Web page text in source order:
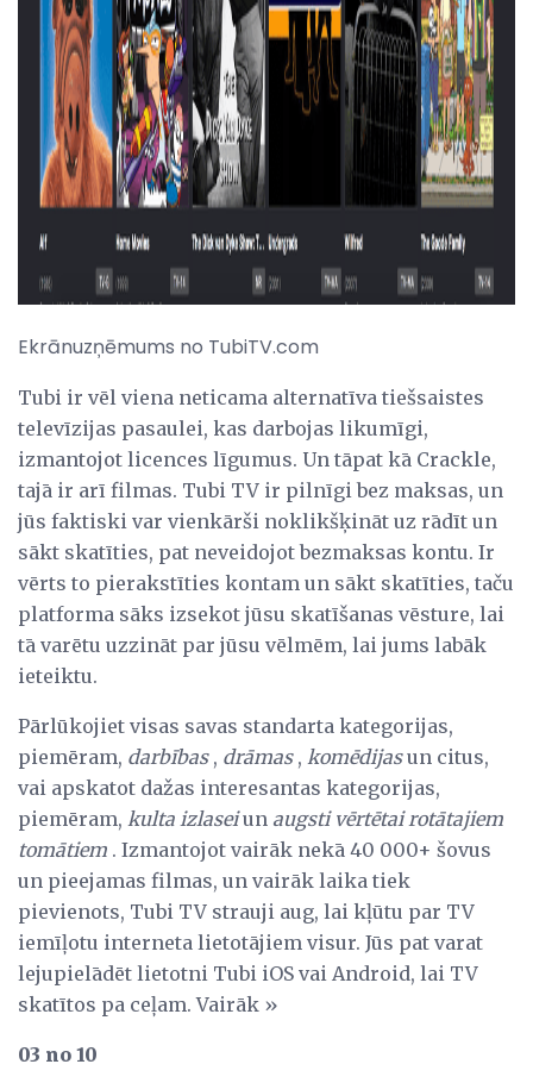
Ekrānuzņēmums no TubiTV.com
Tubi ir vēl viena neticama alternatīva tiešsaistes
televīzijas pasaulei, kas darbojas likumīgi,
izmantojot licences līgumus. Un tāpat kā Crackle,
tajā ir arī filmas. Tubi TV ir pilnīgi bez maksas, un
jūs faktiski var vienkārši noklikšķināt uz rādīt un
sākt skatīties, pat neveidojot bezmaksas kontu. Ir
vērts to pierakstīties kontam un sākt skatīties, taču
platforma sāks izsekot jūsu skatīšanas vēsture, lai
tā varētu uzzināt par jūsu vēlmēm, lai jums labāk
ieteiktu.
Pārlūkojiet visas savas standarta kategorijas,
piemēram, darbības, drāmas, komēdijasun citus,
vai apskatot dažas interesantas kategorijas,
piemēram, kulta izlaseiun augsti vērtētai rotātajiem
tomātiem . Izmantojot vairāk nekā 40 000+ šovus
un pieejamas filmas, un vairāk laika tiek
pievienots, Tubi TV strauji aug, lai kļūtu par TV
iemīļotu interneta lietotājiem visur. Jūs pat varat
lejupielādēt lietotni Tubi iOS vai Android, lai TV
skatītos pa ceļam. Vairāk »
03 no 10